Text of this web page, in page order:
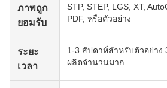
ภาพถูก
ยอมรับ
STP, STEP, LGS, XT,
PDF, หรือตัวอย่าง
ระยะ
เวลา
1-3 สัปดาห์สําหรับตัวอย่าง
ผลิตจํานวนมาก